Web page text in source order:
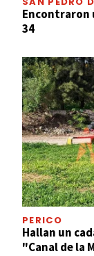
Encontraron
34
PERICO
Hallan un
"Canal de la